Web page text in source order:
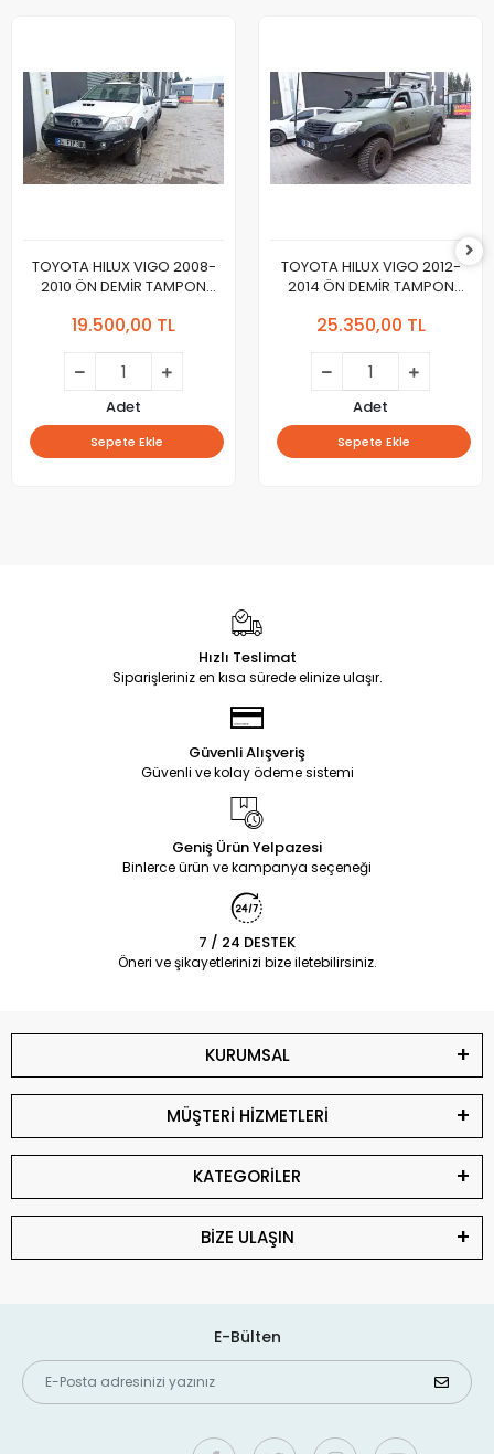
TOYOTA HILUX VIGO 2008-
2010 ÖN DEMİR TAMPON
19.500,00 TL
Adet
Sepete Ekle
TOYOTA HILUX VIGO 2012-
2014 ÖN DEMİR TAMPON
25.350,00 TL
Adet
Sepete Ekle
Hızlı Teslimat
Siparişleriniz en kısa sürede elinize ulaşır.
Güvenli Alışveriş
Güvenli ve kolay ödeme sistemi
Geniş Ürün Yelpazesi
Binlerce ürün ve kampanya seçeneği
7 / 24 DESTEK
Öneri ve şikayetlerinizi bize iletebilirsiniz.
KURUMSAL
MÜŞTERİ HİZMETLERİ
KATEGORİLER
BİZE ULAŞIN
E-Bülten